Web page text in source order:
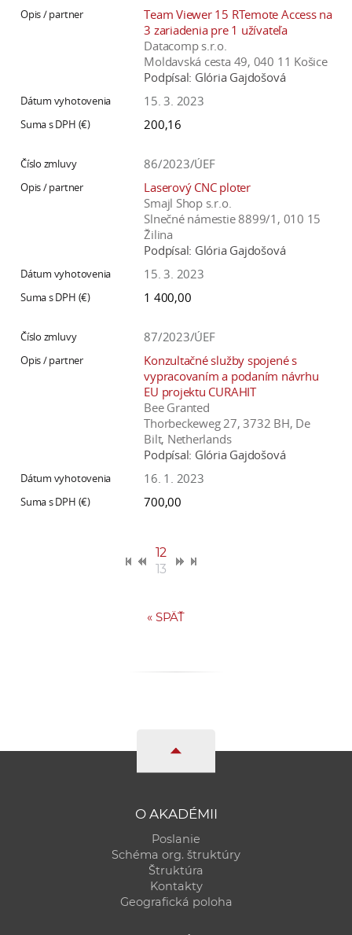
Team Viewer 15 RTemote Access na
3 zariadenia pre 1 užívateľa
Datacomp s.r.o.
Moldavská cesta 49, 040 11 Košice
Podpísal: Glória Gajdošová
15. 3. 2023
200,16
86/2023/ÚEF
Laserový CNC ploter
Smajl Shop s.r.o.
Slnečné námestie 8899/1, 010 15
Žilina
Podpísal: Glória Gajdošová
15. 3. 2023
1 400,00
87/2023/ÚEF
Konzultačné služby spojené s
vypracovaním a podaním návrhu
EU projektu CURAHIT
Bee Granted
Thorbeckeweg 27, 3732 BH, De
Bilt, Netherlands
Podpísal: Glória Gajdošová
16. 1. 2023
700,00
12
13
«SPÄŤ
O AKADÉMII
Poslanie
Schéma org. štruktúry
Štruktúra
Kontakty
Geografická poloha